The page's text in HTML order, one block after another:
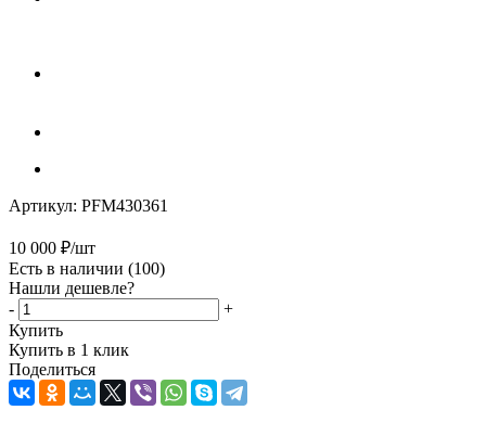
Артикул: PFM430361
10 000 ₽/шт
Есть в наличии (100)
Нашли дешевле?
-
+
Купить
Купить в 1 клик
Поделиться